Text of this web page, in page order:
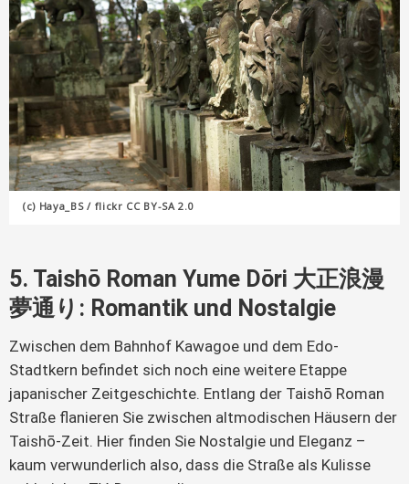
(c) Haya_BS / flickr CC BY-SA 2.0
5. Taishō Roman Yume Dōri 大正浪漫
夢通り: Romantik und Nostalgie
Zwischen dem Bahnhof Kawagoe und dem Edo-
Stadtkern befindet sich noch eine weitere Etappe
japanischer Zeitgeschichte. Entlang der Taishō Roman
Straße flanieren Sie zwischen altmodischen Häusern der
Taishō-Zeit. Hier finden Sie Nostalgie und Eleganz –
kaum verwunderlich also, dass die Straße als Kulisse